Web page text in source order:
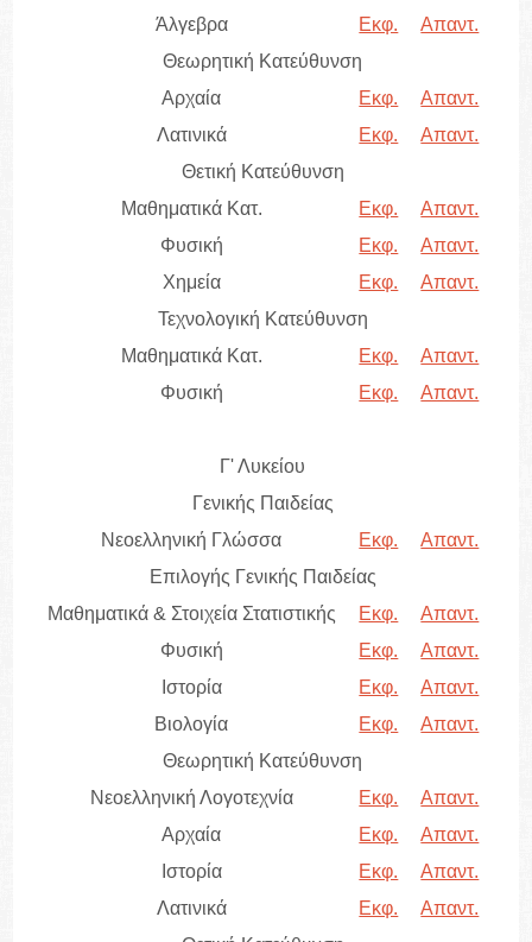
Άλγεβρα
Εκφ.
Απαντ.
Θεωρητική Κατεύθυνση
Αρχαία
Εκφ.
Απαντ.
Λατινικά
Εκφ.
Απαντ.
Θετική Κατεύθυνση
Μαθηματικά Κατ.
Εκφ.
Απαντ.
Φυσική
Εκφ.
Απαντ.
Χημεία
Εκφ.
Απαντ.
Τεχνολογική Κατεύθυνση
Μαθηματικά Κατ.
Εκφ.
Απαντ.
Φυσική
Εκφ. Απαντ.
Γ' Λυκείου
Γενικής Παιδείας
Νεοελληνική Γλώσσα
Εκφ.
Απαντ.
Επιλογής Γενικής Παιδείας
Μαθηματικά & Στοιχεία Στατιστικής
Εκφ.
Απαντ.
Φυσική
Εκφ.
Απαντ.
Ιστορία
Εκφ.
Απαντ.
Βιολογία
Εκφ.
Απαντ.
Θεωρητική Κατεύθυνση
Νεοελληνική Λογοτεχνία
Εκφ.
Απαντ.
Αρχαία
Εκφ.
Απαντ.
Ιστορία
Εκφ.
Απαντ.
Λατινικά
Εκφ.
Απαντ.